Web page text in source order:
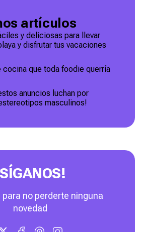
artículos
y deliciosas para llevar
y disfrutar tus vacaciones
cocina que toda foodie querría
anuncios luchan por
masculinos!
no perderte ninguna
novedad